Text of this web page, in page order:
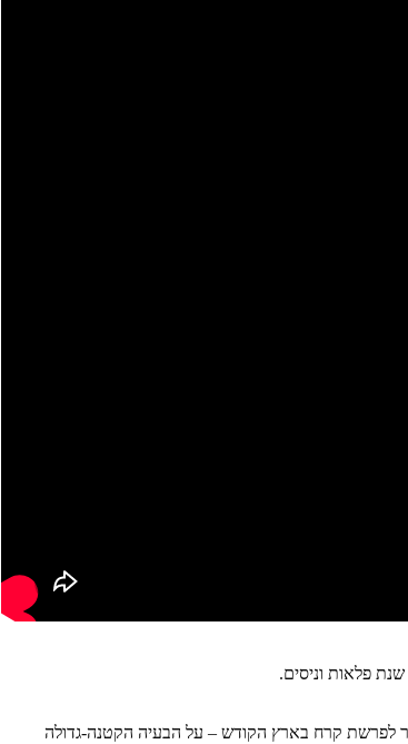
פלאות וניסים.
לפרשת קרח בארץ הקודש – על הבעיה הקטנה-גדולה